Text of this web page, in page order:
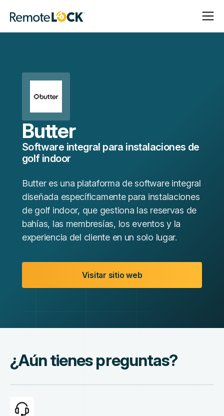
Página
de
inicio
Abrir
Cerrar
Butter
Software integral para instalaciones de
golf indoor
Butter es una plataforma de software integral
diseñada específicamente para instalaciones
de golf indoor, que gestiona las reservas de
bahías, las membresías, los eventos y la
experiencia del cliente en un solo lugar.
Visitar sitio web
¿Aún tienes preguntas?